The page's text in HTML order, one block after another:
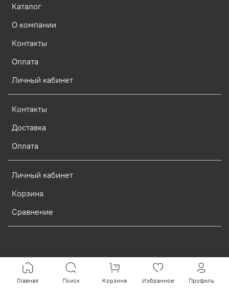
Каталог
О компании
Контакты
Оплата
Личный кабинет
Контакты
Доставка
Оплата
Личный кабинет
Корзина
Сравнение
Главная Поиск Корзина Избранное Профиль
Verification: d773dcf9c7c1c3e0